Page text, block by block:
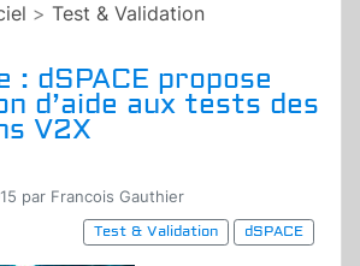
> Test & Validation
: dSPACE propose
d’aide aux tests des
V2X
par Francois Gauthier
Test & Validation
dSPACE